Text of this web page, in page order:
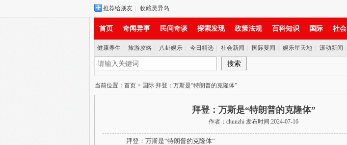
推荐给朋友 收藏灵异岛
首页 奇闻异事 民间奇谈 探索发现 政策法规 百科知识 国际 社会
实时新闻
健康养生 旅游攻略 八卦娱乐 今日精选 社会新闻 国际要闻 娱乐星天地 滚动新闻
当前位置： 首页 > 国际 拜登：万斯是“特朗普的克隆体”
拜登：万斯是“特朗普的克隆体”
作者：chunzhi 发布时间:2024-07-16
拜登：万斯是“特朗普的克隆体”